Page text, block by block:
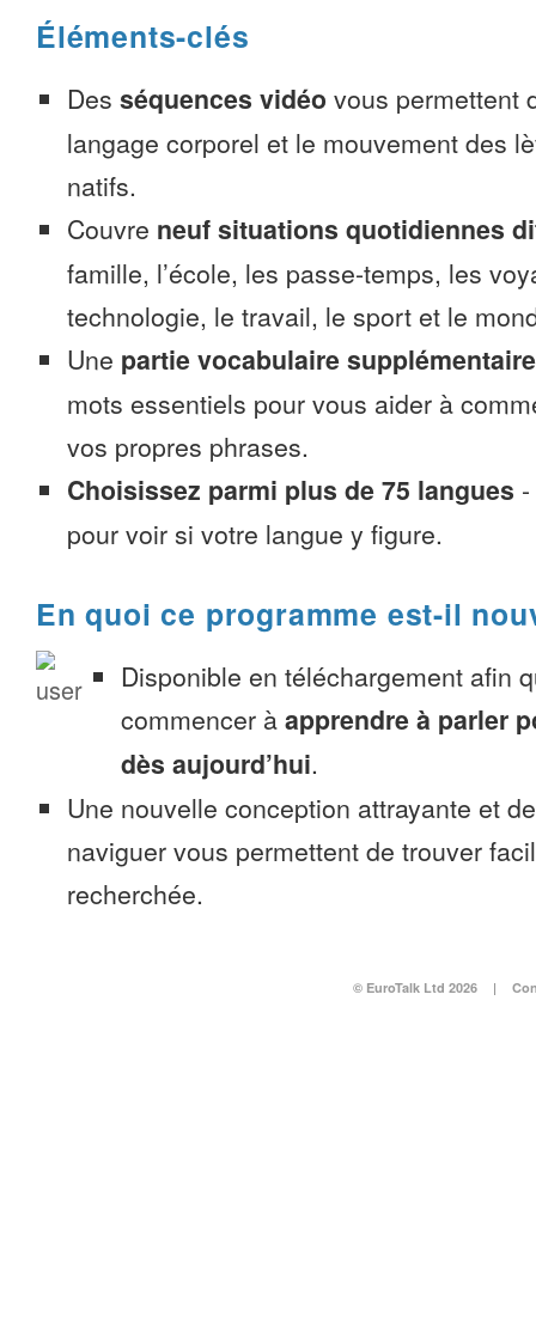
Éléments-clés
Des séquences vidéo vous permettent
langage corporel et le mouvement des
natifs.
Couvre neuf situations quotidiennes
famille, l’école, les passe-temps, les
technologie, le travail, le sport et le
Une partie vocabulaire supplémentaire
mots essentiels pour vous aider à
vos propres phrases.
Choisissez parmi plus de 75 langues -
pour voir si votre langue y figure.
En quoi ce programme est-il
Disponible en téléchargement afin
commencer à apprendre à parler
dès aujourd’hui.
Une nouvelle conception attrayante et
naviguer vous permettent de trouver
recherchée.
© EuroTalk Ltd 2026 |